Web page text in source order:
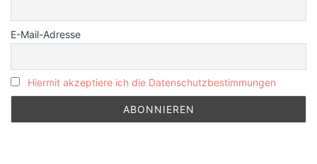
E-Mail-Adresse
Hiermit akzeptiere ich die Datenschutzbestimmungen